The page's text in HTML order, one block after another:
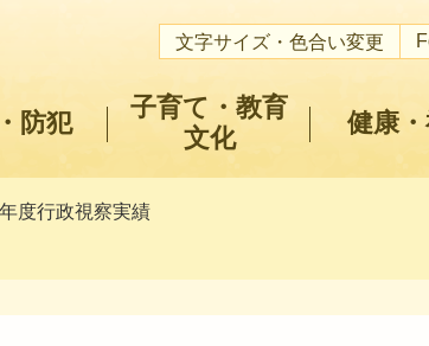
文字サイズ・色合い変更
防犯
子育て・教育
文化
健康
度行政視察実績